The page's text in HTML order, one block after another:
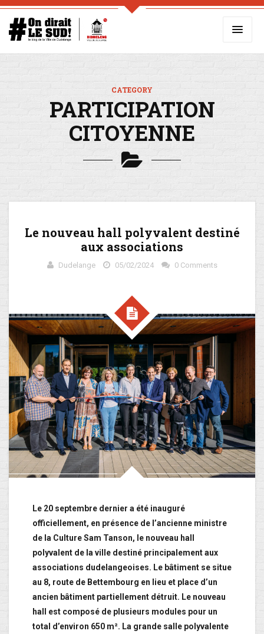
CATEGORY
PARTICIPATION
CITOYENNE
Le nouveau hall polyvalent destiné
aux associations
Dudelange 05/02/2024 0 Comments
Le 20 septembre dernier a été inauguré
officiellement, en présence de l’ancienne ministre
de la Culture Sam Tanson, le nouveau hall
polyvalent de la ville destiné principalement aux
associations dudelangeoises. Le bâtiment se situe
au 8, route de Bettembourg en lieu et place d’un
ancien bâtiment partiellement détruit. Le nouveau
hall est composé de plusieurs modules pour un
total d’environ 650 m². La grande salle polyvalente